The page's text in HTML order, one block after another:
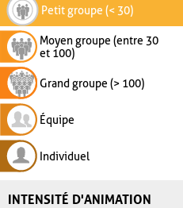
Petit groupe (< 30)
Moyen groupe (entre 30
et 100)
Grand groupe (> 100)
Équipe
Individuel
INTENSITÉ D'ANIMATION